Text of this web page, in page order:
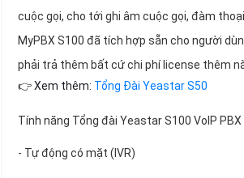
cuộc gọi, cho tới ghi âm cuộc gọi, đàm
MyPBX S100 đã tích hợp sẵn cho người
phải trả thêm bất cứ chi phí license thêm
👉 Xem thêm: Tổng Đài Yeastar S50
Tính năng Tổng đài Yeastar S100 VoIP PBX
- Tự động có mặt (IVR)